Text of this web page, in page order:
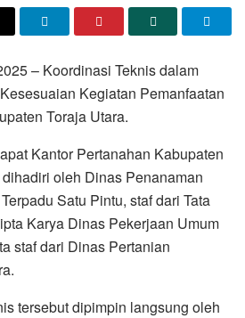
– Koordinasi Teknis dalam
Kegiatan Pemanfaatan
Toraja Utara.
Kantor Pertanahan Kabupaten
oleh Dinas Penanaman
Satu Pintu, staf dari Tata
Karya Dinas Pekerjaan Umum
staf dari Dinas Pertanian
tersebut dipimpin langsung oleh